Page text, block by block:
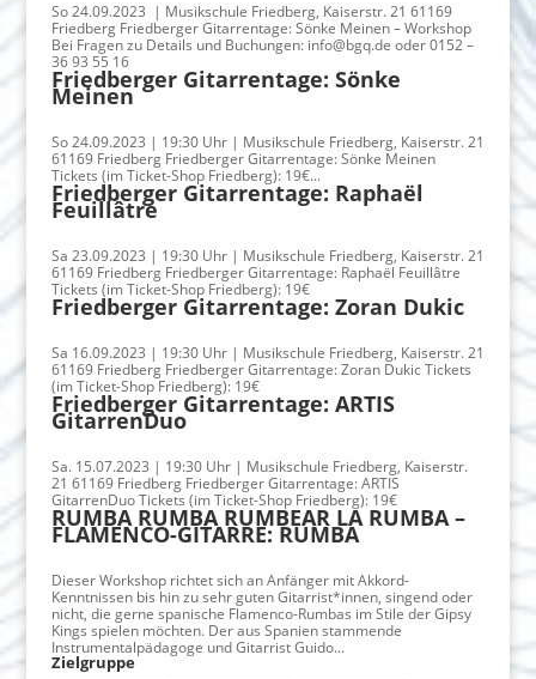
So 24.09.2023 | Musikschule Friedberg, Kaiserstr. 21 61169
Friedberg Friedberger Gitarrentage: Sönke Meinen – Workshop
Bei Fragen zu Details und Buchungen: info@bgq.de oder 0152 –
36 93 55 16
Friedberger Gitarrentage: Sönke
Meinen
So 24.09.2023 | 19:30 Uhr | Musikschule Friedberg, Kaiserstr. 21
61169 Friedberg Friedberger Gitarrentage: Sönke Meinen
Tickets (im Ticket-Shop Friedberg): 19€...
Friedberger Gitarrentage: Raphaël
Feuillâtre
Sa 23.09.2023 | 19:30 Uhr | Musikschule Friedberg, Kaiserstr. 21
61169 Friedberg Friedberger Gitarrentage: Raphaël Feuillâtre
Tickets (im Ticket-Shop Friedberg): 19€
Friedberger Gitarrentage: Zoran Dukic
Sa 16.09.2023 | 19:30 Uhr | Musikschule Friedberg, Kaiserstr. 21
61169 Friedberg Friedberger Gitarrentage: Zoran Dukic Tickets
(im Ticket-Shop Friedberg): 19€
Friedberger Gitarrentage: ARTIS
GitarrenDuo
Sa. 15.07.2023 | 19:30 Uhr | Musikschule Friedberg, Kaiserstr.
21 61169 Friedberg Friedberger Gitarrentage: ARTIS
GitarrenDuo Tickets (im Ticket-Shop Friedberg): 19€
RUMBA RUMBA RUMBEAR LA RUMBA –
FLAMENCO-GITARRE: RUMBA
Dieser Workshop richtet sich an Anfänger mit Akkord-
Kenntnissen bis hin zu sehr guten Gitarrist*innen, singend oder
nicht, die gerne spanische Flamenco-Rumbas im Stile der Gipsy
Kings spielen möchten. Der aus Spanien stammende
Instrumentalpädagoge und Gitarrist Guido...
Zielgruppe